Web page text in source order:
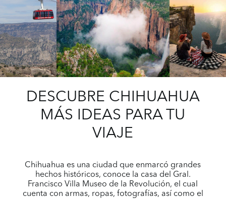
DESCUBRE CHIHUAHUA
MÁS IDEAS PARA TU
VIAJE
Chihuahua es una ciudad que enmarcó grandes
hechos históricos, conoce la casa del Gral.
Francisco Villa Museo de la Revolución, el cual
cuenta con armas, ropas, fotografías, así como el